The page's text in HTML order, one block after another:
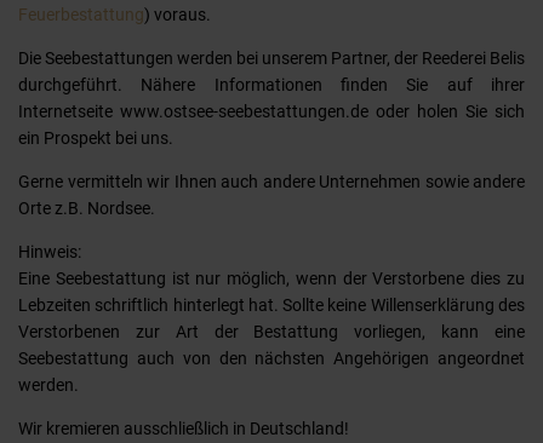
Feuerbestattung) voraus.
Die Seebestattungen werden bei unserem Partner, der Reederei Belis
durchgeführt. Nähere Informationen finden Sie auf ihrer
Internetseite www.ostsee-seebestattungen.de oder holen Sie sich
ein Prospekt bei uns.
Gerne vermitteln wir Ihnen auch andere Unternehmen sowie andere
Orte z.B. Nordsee.
Hinweis:
Eine Seebestattung ist nur möglich, wenn der Verstorbene dies zu
Lebzeiten schriftlich hinterlegt hat. Sollte keine Willenserklärung des
Verstorbenen zur Art der Bestattung vorliegen, kann eine
Seebestattung auch von den nächsten Angehörigen angeordnet
werden.
Wir kremieren ausschließlich in Deutschland!